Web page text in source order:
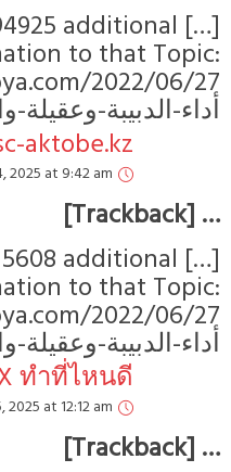
find 94925
Information to
وعقيلة-
asc-aktobe.kz
December 4, 2025 at 9:42 am
can find 5608
Information to
وعقيلة-
ทำที่ไหนดี
December 5, 2025 at 12:12 am